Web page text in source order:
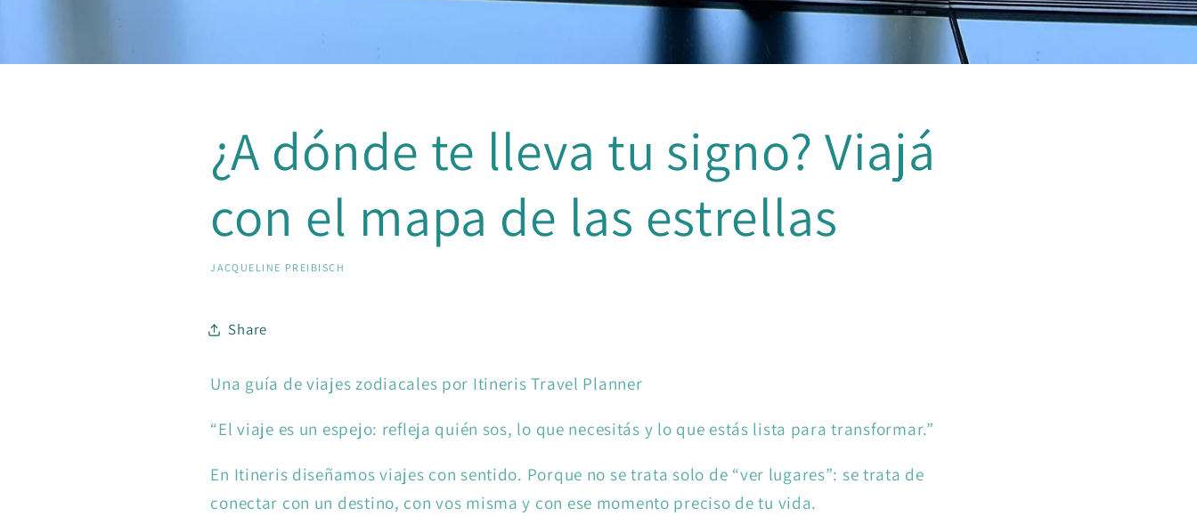
¿A dónde te lleva tu signo? Viajá
con el mapa de las estrellas
JACQUELINE PREIBISCH
Share
Una guía de viajes zodiacales por Itineris Travel Planner
“El viaje es un espejo: refleja quién sos, lo que necesitás y lo que estás lista para transformar.”
En Itineris diseñamos viajes con sentido. Porque no se trata solo de “ver lugares”: se trata de
conectar con un destino, con vos misma y con ese momento preciso de tu vida.